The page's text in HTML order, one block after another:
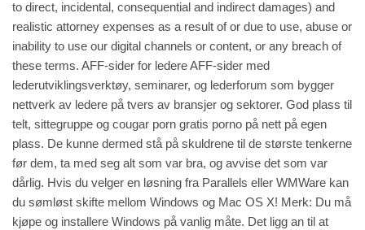
to direct, incidental, consequential and indirect damages) and
realistic attorney expenses as a result of or due to use, abuse or
inability to use our digital channels or content, or any breach of
these terms. AFF-sider for ledere AFF-sider med
lederutviklingsverktøy, seminarer, og lederforum som bygger
nettverk av ledere på tvers av bransjer og sektorer. God plass til
telt, sittegruppe og cougar porn gratis porno på nett på egen
plass. De kunne dermed stå på skuldrene til de største tenkerne
før dem, ta med seg alt som var bra, og avvise det som var
dårlig. Hvis du velger en løsning fra Parallels eller WMWare kan
du sømløst skifte mellom Windows og Mac OS X! Merk: Du må
kjøpe og installere Windows på vanlig måte. Det ligg an til at